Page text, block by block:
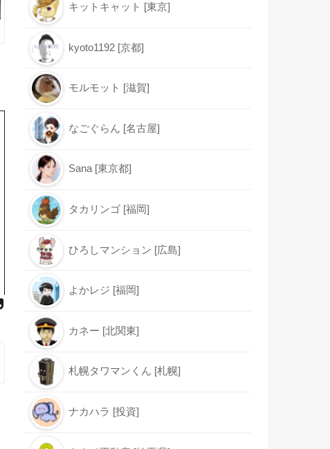
キットキャット [東京]
kyoto1192 [京都]
モルモット [滋賀]
なごぐらん [名古屋]
Sana [東京都]
タカリンゴ [福岡]
ひろしマンション [広島]
よかレジ [福岡]
カネー [北関東]
札幌タワマンくん [札幌]
ナカハラ [投資]